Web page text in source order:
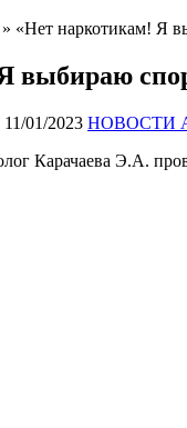
» «Нет наркотикам! Я
выбираю
11/01/2023 НОВОСТИ
Карачаева Э.А.